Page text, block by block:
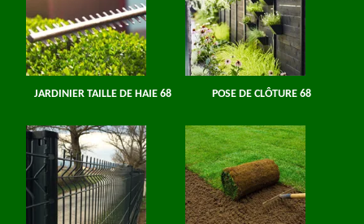
JARDINIER TAILLE DE HAIE 68 POSE DE CLÔTURE 68